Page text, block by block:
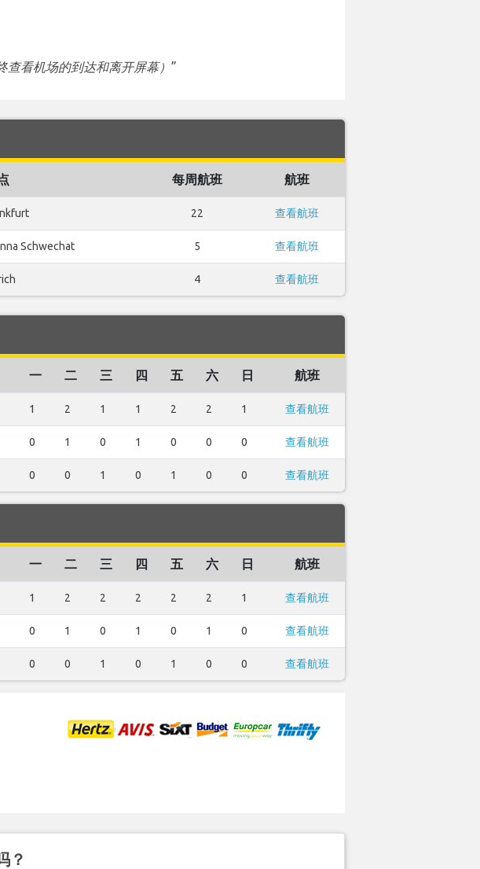
看机场的到达和离开屏幕） ”
每周航班 航班
22 查看航班
Schwechat 5 查看航班
4 查看航班
一 二 三 四 五 六 日 航班
1 2 1 1 2 2 1 查看航班
0 1 0 1 0 0 0 查看航班
0 0 1 0 1 0 0 查看航班
一 二 三 四 五 六 日 航班
1 2 2 2 2 2 1 查看航班
0 1 0 1 0 1 0 查看航班
0 0 1 0 1 0 0 查看航班
？